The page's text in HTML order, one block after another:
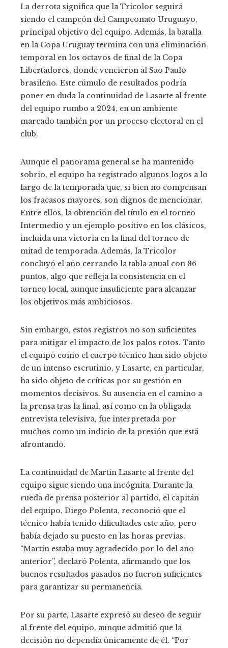
La derrota significa que la Tricolor seguirá
siendo el campeón del Campeonato Uruguayo,
principal objetivo del equipo. Además, la batalla
en la Copa Uruguay termina con una eliminación
temporal en los octavos de final de la Copa
Libertadores, donde vencieron al Sao Paulo
brasileño. Este cúmulo de resultados podría
poner en duda la continuidad de Lasarte al frente
del equipo rumbo a 2024, en un ambiente
marcado también por un proceso electoral en el
club.
Aunque el panorama general se ha mantenido
sobrio, el equipo ha registrado algunos logos a lo
largo de la temporada que, si bien no compensan
los fracasos mayores, son dignos de mencionar.
Entre ellos, la obtención del título en el torneo
Intermedio y un ejemplo positivo en los clásicos,
incluida una victoria en la final del torneo de
mitad de temporada. Además, la Tricolor
concluyó el año cerrando la tabla anual con 86
puntos, algo que refleja la consistencia en el
torneo local, aunque insuficiente para alcanzar
los objetivos más ambiciosos.
Sin embargo, estos registros no son suficientes
para mitigar el impacto de los palos rotos. Tanto
el equipo como el cuerpo técnico han sido objeto
de un intenso escrutinio, y Lasarte, en particular,
ha sido objeto de críticas por su gestión en
momentos decisivos. Su ausencia en el camino a
la prensa tras la final, así como en la obligada
entrevista televisiva, fue interpretada por
muchos como un indicio de la presión que está
afrontando.
La continuidad de Martín Lasarte al frente del
equipo sigue siendo una incógnita. Durante la
rueda de prensa posterior al partido, el capitán
del equipo, Diego Polenta, reconoció que el
técnico había tenido dificultades este año, pero
había dejado su puesto en las horas previas.
“Martín estaba muy agradecido por lo del año
anterior”, declaró Polenta, afirmando que los
buenos resultados pasados ​​no fueron suficientes
para garantizar su permanencia.
Por su parte, Lasarte expresó su deseo de seguir
al frente del equipo, aunque admitió que la
decisión no dependía únicamente de él. “Por